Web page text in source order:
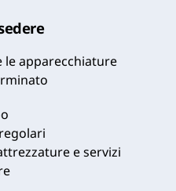
le apparecchiature
e servizi